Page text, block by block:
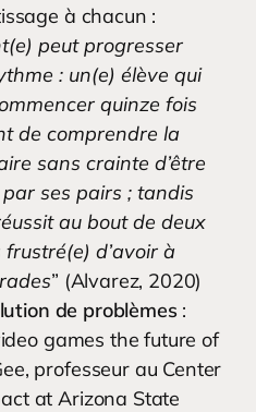
à chacun :
peut progresser
: un(e) élève qui
quinze fois
de comprendre la
sans crainte d’être
ses pairs ; tandis
au bout de deux
d’avoir à
” (Alvarez, 2020)
de problèmes:
games the future of
professeur au Center
at Arizona State